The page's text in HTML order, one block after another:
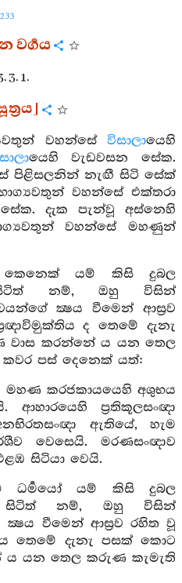
233
වර්‍ගය
3. 1.
වහන්සේ විසාලායෙහි
යෙහි වැඩවසන සේක.
පිළිසලනින් නැඟී සිටි සේක්
වහන්සේ එක්තරා
දැක පැන්වූ අස්නෙහි
වහන්සේ මහණුන්
කෙනෙක් යම් කිසි දුබල
නම්, ඔහු විසින්
ක්‍ෂය වීමෙන් ආස්‍රව
ද තෙමේ දැනැ
වාස කරන්නේ ය යන තෙල
පස් දෙනෙක් යත්:
කරජකායයෙහි අශුභය
ප්‍රතිකූලසංඥා
ඇතියේ, හැම
වෙසෙයි. මරණසංඥාව
සිටියා වෙයි.
ධර්‍මයෝ යම් කිසි දුබල
නම්, ඔහු විසින්
වීමෙන් ආස්‍රව රහිත වූ
තෙමේ දැනැ පසක් කොට
ය යන තෙල කරුණ කැමැති